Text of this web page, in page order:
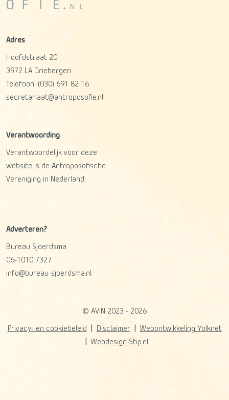
Adres
Hoofdstraat 20
3972 LA
Driebergen
Telefoon: (030) 691 82 16
secretariaat@antroposofie.nl
Verantwoording
Verantwoordelijk voor deze
website is de Antroposofische
Vereniging in Nederland.
Adverteren?
Bureau Sjoerdsma
06-1010 7327
info@bureau-sjoerdsma.nl
© AViN 2023 - 2026
Privacy- en cookiebeleid Disclaimer
Webontwikkeling Yolknet
Webdesign Stip.nl